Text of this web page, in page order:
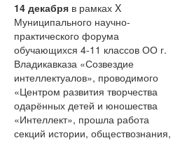
14 декабря в рамках X
Муниципального научно-
практического форума
обучающихся 4-11 классов ОО г.
Владикавказа «Созвездие
интеллектуалов», проводимого
«Центром развития творчества
одарённых детей и юношества
«Интеллект», прошла работа
секций истории, обществознания,